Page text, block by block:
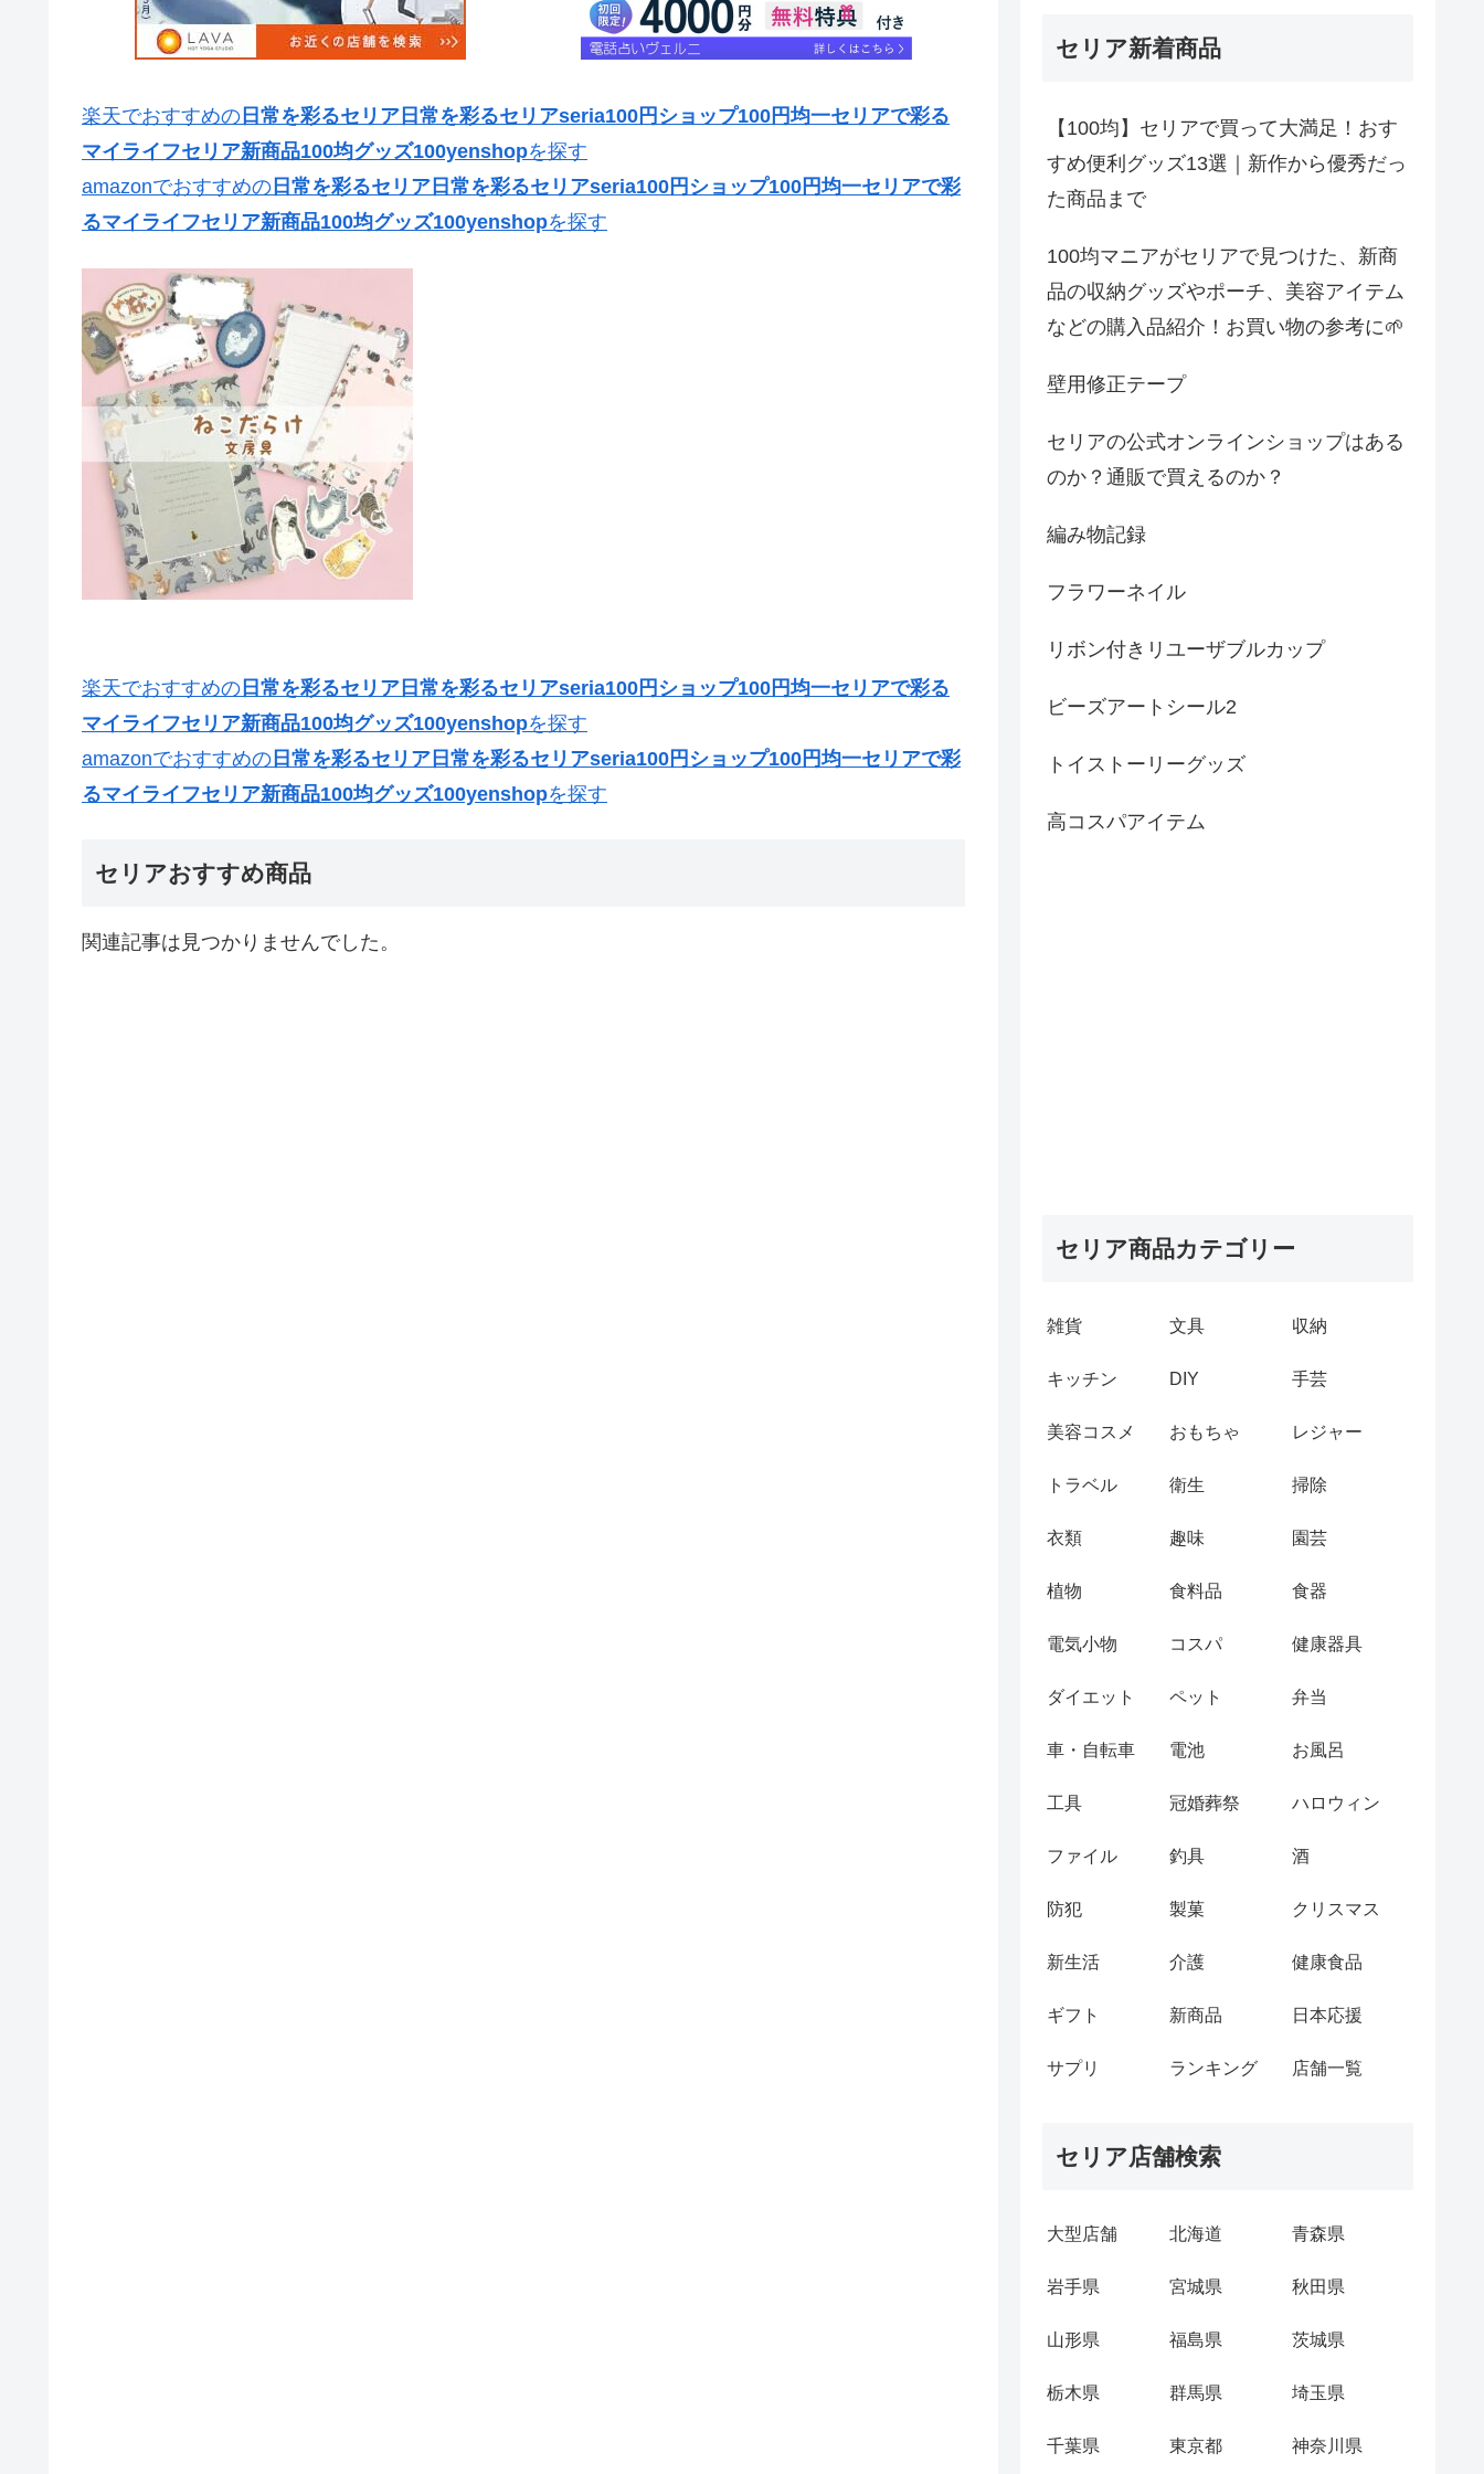
楽天でおすすめの 日常を彩るセリア日常を彩るセリアseria100円ショップ100円均一セリアで彩る
マイライフセリア新商品100均グッズ100yenshopを探す
amazonでおすすめの 日常を彩るセリア日常を彩るセリアseria100円ショップ100円均一セリアで彩
るマイライフセリア新商品100均グッズ100yenshopを探す
楽天でおすすめの 日常を彩るセリア日常を彩るセリアseria100円ショップ100円均一セリアで彩る
マイライフセリア新商品100均グッズ100yenshopを探す
amazonでおすすめの 日常を彩るセリア日常を彩るセリアseria100円ショップ100円均一セリアで彩
るマイライフセリア新商品100均グッズ100yenshopを探す
セリアおすすめ商品
関連記事は見つかりませんでした。
セリア新着商品
【100均】セリアで買って大満足！おす
すめ便利グッズ13選｜新作から優秀だっ
た商品まで
100均マニアがセリアで見つけた、新商
品の収納グッズやポーチ、美容アイテム
などの購入品紹介！お買い物の参考に🌱
壁用修正テープ
セリアの公式オンラインショップはある
のか？通販で買えるのか？
編み物記録
フラワーネイル
リボン付きリユーザブルカップ
ビーズアートシール2
トイストーリーグッズ
高コスパアイテム
セリア商品カテゴリー
雑貨 文具 収納
キッチン DIY 手芸
美容コスメ おもちゃ レジャー
トラベル 衛生 掃除
衣類 趣味 園芸
植物 食料品 食器
電気小物 コスパ 健康器具
ダイエット ペット 弁当
車・自転車 電池 お風呂
工具 冠婚葬祭 ハロウィン
ファイル 釣具 酒
防犯 製菓 クリスマス
新生活 介護 健康食品
ギフト 新商品 日本応援
サプリ ランキング 店舗一覧
セリア店舗検索
大型店舗 北海道 青森県
岩手県 宮城県 秋田県
山形県 福島県 茨城県
栃木県 群馬県 埼玉県
千葉県 東京都 神奈川県